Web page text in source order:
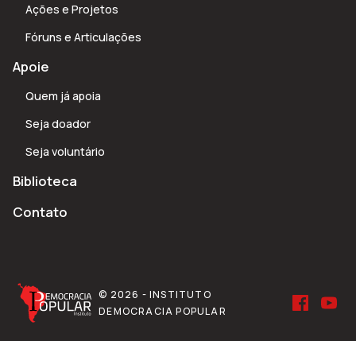
Ações e Projetos
Fóruns e Articulações
Apoie
Quem já apoia
Seja doador
Seja voluntário
Biblioteca
Contato
© 2026 - INSTITUTO
DEMOCRACIA POPULAR